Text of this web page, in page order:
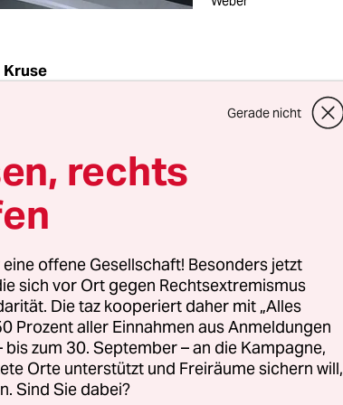
Übertragungen
es beidem WM-
Bedarf erzählen,
ihnen das in den
passt, dass Sport
sei, dann
Gerade nicht
rechts
offene Gesellschaft! Besonders jetzt
sich vor Ort gegen Rechtsextremismus
Die taz kooperiert daher mit „Alles
Prozent aller Einnahmen aus Anmeldungen
bis zum 30. September – an die Kampagne,
Orte unterstützt und Freiräume sichern will,
Sind Sie dabei?